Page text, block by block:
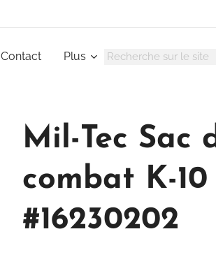
Contact Plus
Mil-Tec Sac
combat K-
#16230202